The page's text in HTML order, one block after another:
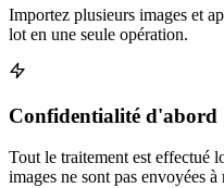
Importez plusieurs images et
lot en une seule opération.
Confidentialité d'abord
Tout le traitement est effectué
images ne sont pas envoyées à